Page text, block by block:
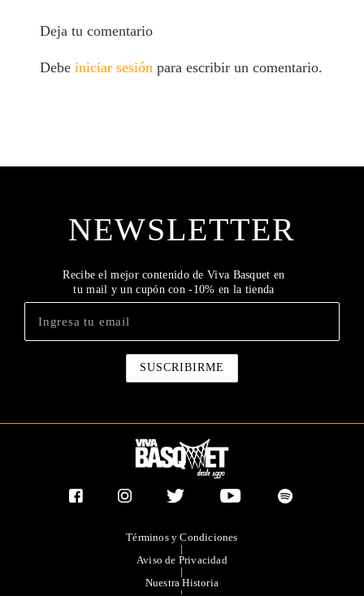
Deja tu comentario
Debeiniciar sesiónpara escribir un comentario.
NEWSLETTER
Recibe el mejor contenido de Viva Basquet en
tu mail y un cupón con -10% en la tienda
Términos y Condiciones
|
Aviso de Privacidad
|
Nuestra Historia